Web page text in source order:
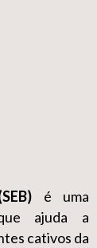
é uma
ajuda a
cativos da